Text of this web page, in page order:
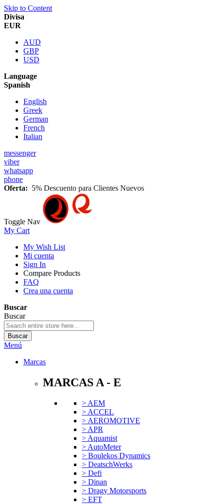
Skip to Content
Divisa
EUR
AUD
GBP
USD
Language
Spanish
English
Greek
German
French
Italian
messenger
viber
whatsapp
phone
Oferta: 5% Descuento para Clientes Nuevos
Toggle Nav
My Cart
My Wish List
Mi cuenta
Sign In
Compare Products
FAQ
Crea una cuenta
Buscar
Buscar
Buscar
Menú
Marcas
MARCAS A - E
> AEM
> ACCEL
> AEROMOTIVE
> APR
> Aquamist
> AutoMeter
> Boulekos Dynamics
> DeatschWerks
> Defi
> Dinan
> Dragy Motorsports
> EFT